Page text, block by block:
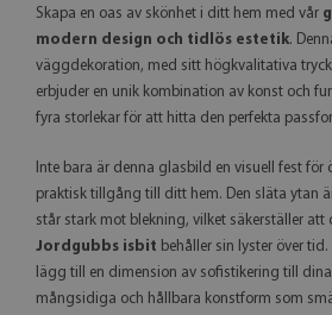
Skapa en oas av skönhet i ditt hem med vår
modern design och tidlös estetik.
väggdekoration, med sitt högkvalitativa
erbjuder en unik kombination av konst och
fyra storlekar för att hitta den perfekta
Inte bara är denna glasbild en visuell fest för
praktisk tillgång till ditt hem. Den släta ytan
står stark mot blekning, vilket säkerställer att
Jordgubbs isbit behåller sin lyster över
lägg till en dimension av sofistikering till
mångsidiga och hållbara konstform som